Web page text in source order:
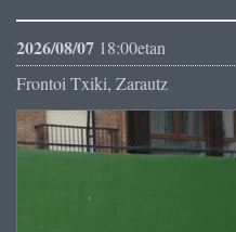
2026/08/07 18:00etan
Frontoi Txiki, Zarautz